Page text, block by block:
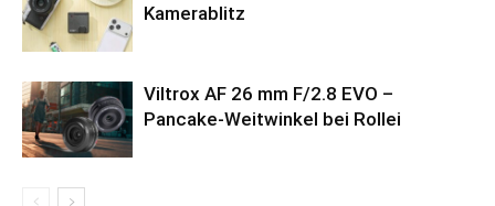
Kamerablitz
Viltrox AF 26 mm F/2.8 EVO –
Pancake-Weitwinkel bei Rollei